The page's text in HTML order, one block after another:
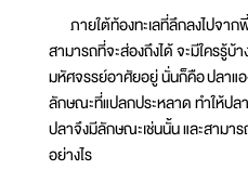
ภายใต้ท้องทะเลที่ลึกลงไปจา
สามารถที่จะส่องถึงได้ จะมีใครรู้บ้
มหัศจรรย์อาศัยอยู่ นั่นก็คือ ปลาแ
ลักษณะที่แปลกประหลาด ทำให้ปล
ปลาจึงมีลักษณะเช่นนั้น และสามา
อย่างไร